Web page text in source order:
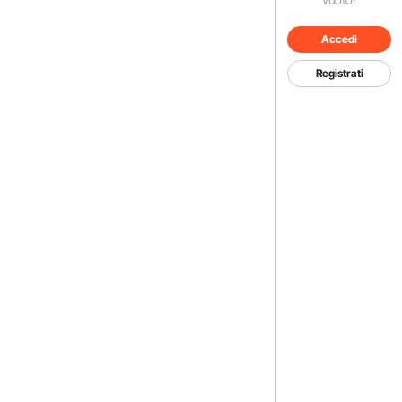
Accedi
Registrati